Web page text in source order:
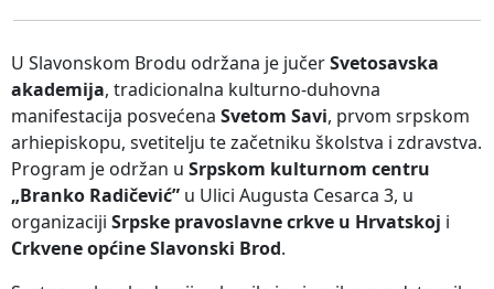
U Slavonskom Brodu održana je jučerSvetosavska
akademija, tradicionalna kulturno-duhovna
manifestacija posvećena Svetom Savi, prvom srpskom
arhiepiskopu, svetitelju te začetniku školstva i zdravstva.
Program je održan u Srpskom kulturnom centru
„Branko Radičević” u Ulici Augusta Cesarca 3, u
organizaciji Srpske pravoslavne crkve u Hrvatskoj i
Crkvene općine Slavonski Brod.